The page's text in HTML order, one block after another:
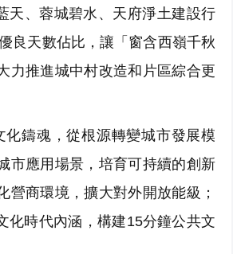
天、蓉城碧水、天府淨土建設行
良天數佔比，讓「窗含西嶺千秋
力推進城中村改造和片區綜合更
鑄魂，從根源轉變城市發展模
市應用場景，培育可持續的創新
商環境，擴大對外開放能級；
化時代內涵，構建15分鐘公共文